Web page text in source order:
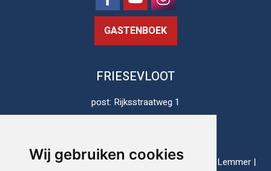
Wij gebruiken cookies
GASTENBOEK
FRIESEVLOOT
post: Rijksstraatweg 1
thuishavens: Enkhuizen | Harlingen | Lauwersoog | Lemmer |